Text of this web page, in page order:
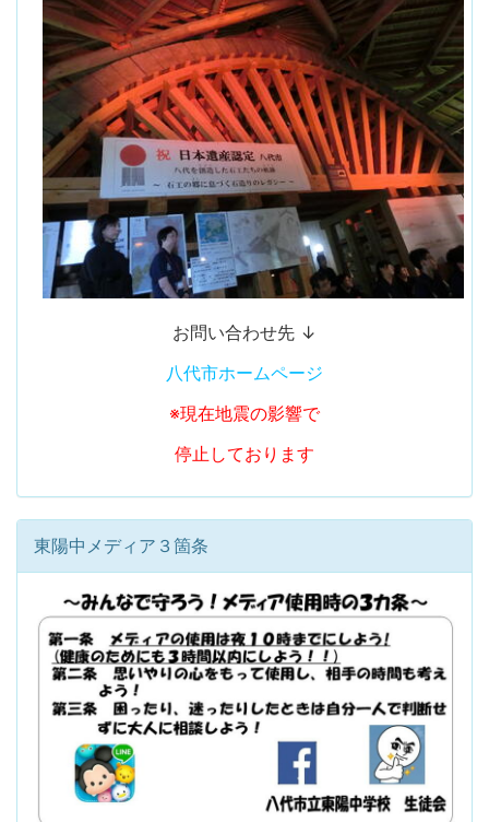
お問い合わせ先 ↓
八代市ホームページ
※現在地震の影響で
停止しております
東陽中メディア３箇条